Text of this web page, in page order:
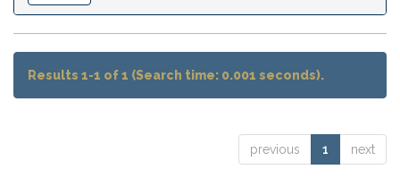
Results 1-1 of 1 (Search time: 0.001 seconds).
previous 1 next